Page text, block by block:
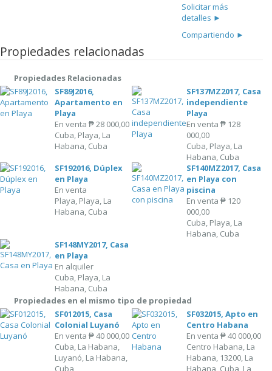
Do you
own this
website?
Solicitar más
detalles ►
Compartiendo ►
Propiedades relacionadas
Propiedades Relacionadas
SF89J2016,
Apartamento en
Playa
En venta₱ 28 000,00
Cuba, Playa, La
Habana, Cuba
SF137MZ2017, Casa
independiente
Playa
En venta ₱ 128
000,00
Cuba, Playa, La
Habana, Cuba
SF192016, Dúplex
en Playa
En venta
Playa, Playa, La
Habana, Cuba
SF140MZ2017, Casa
en Playa con
piscina
En venta ₱ 120
000,00
Cuba, Playa, La
Habana, Cuba
SF148MY2017, Casa
en Playa
En alquiler
Cuba, Playa, La
Habana, Cuba
Propiedades en el mismo tipo de propiedad
SF012015, Casa
Colonial Luyanó
En venta₱ 40 000,00
Cuba, La Habana,
Luyanó, La Habana,
Cuba
SF032015, Apto en
Centro Habana
En venta ₱ 40 000,00
Centro Habana, La
Habana, 13200, La
Habana, Cuba, La